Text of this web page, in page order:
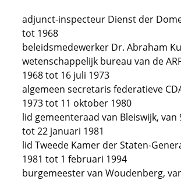
adjunct-inspecteur Dienst der
tot 1968
beleidsmedewerker Dr. Abraham
wetenschappelijk bureau van de
1968 tot 16 juli 1973
algemeen secretaris federatieve
1973 tot 11 oktober 1980
lid gemeenteraad van Bleiswijk,
tot 22 januari 1981
lid Tweede Kamer der Staten-
1981 tot 1 februari 1994
burgemeester van Woudenberg,